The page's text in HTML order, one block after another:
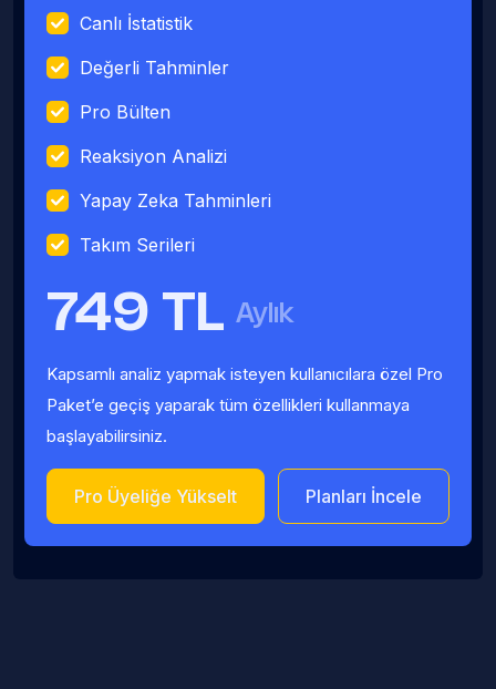
Canlı İstatistik
Değerli Tahminler
Pro Bülten
Reaksiyon Analizi
Yapay Zeka Tahminleri
Takım Serileri
749 TL Aylık
Kapsamlı analiz yapmak isteyen kullanıcılara özel Pro
Paket’e geçiş yaparak tüm özellikleri kullanmaya
başlayabilirsiniz.
Pro Üyeliğe Yükselt Planları İncele